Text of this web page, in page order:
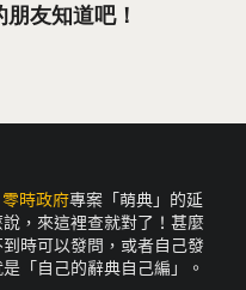
友知道吧！
時政府專案「萌典」的延
，來這裡查就對了！甚麼
時可以發問，或者自己發
「自己的辭典自己編」。